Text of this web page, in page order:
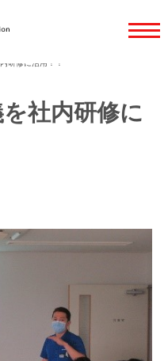
研修に活用！！
社内研修に